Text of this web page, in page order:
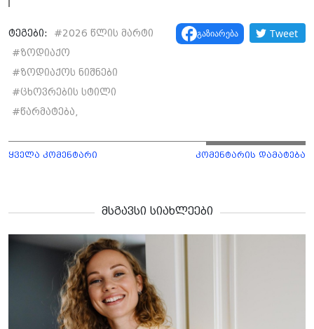
ტეგები: #2026 წლის მარტი
#ზოდიაქო
#ზოდიაქოს ნიშნები
#ცხოვრების სტილი
#წარმატება,
გაზიარება Tweet
ყველა კომენტარი კომენტარის დამატება
მსგავსი სიახლეები